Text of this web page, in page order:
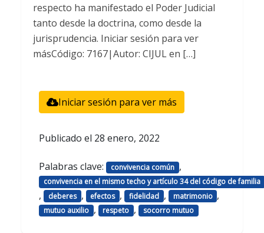
respecto ha manifestado el Poder Judicial
tanto desde la doctrina, como desde la
jurisprudencia. Iniciar sesión para ver
másCódigo: 7167|Autor: CIJUL en […]
Iniciar sesión para ver más
Publicado el 28 enero, 2022
Palabras clave: convivencia común ,
convivencia en el mismo techo y artículo 34 del código de familia
, deberes , efectos , fidelidad , matrimonio ,
mutuo auxilio , respeto , socorro mutuo